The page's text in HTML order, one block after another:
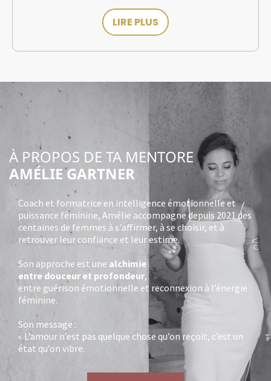
LIRE PLUS
À PROPOS DE TA MENTORE
AMÉLIE GARTNER
Coach et formatrice en intelligence émotionnelle et
puissance féminine, Amélie accompagne depuis 2021 des
centaines de femmes à s'affirmer, à se choisir, et à
retrouver leur confiance et leur estime.
Son approche est une alchimie
entre douceur et profondeur,
entre guérison émotionnelle et reconnexion à l’énergie
féminine.
Son message :
« L’amour n’est pas quelque chose qu’on reçoit, c’est un
état qu’on vibre.